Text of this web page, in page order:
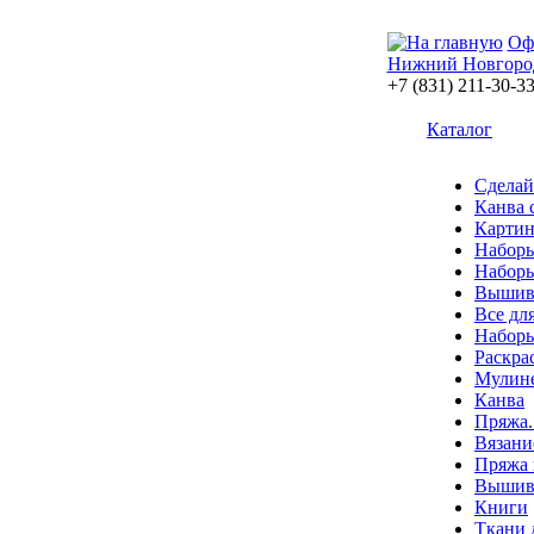
Нижний
+7 (831) 211-30-33
Каталог
Канва
Все
Канва
Пряжа
Книги
Ткани